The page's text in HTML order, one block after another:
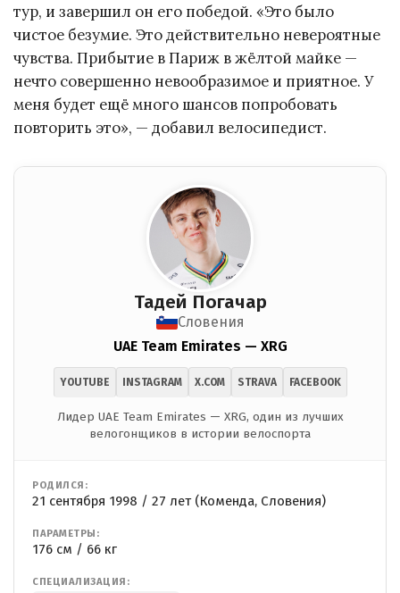
тур, и завершил он его победой. «Это было
чистое безумие. Это действительно невероятные
чувства. Прибытие в Париж в жёлтой майке —
нечто совершенно невообразимое и приятное. У
меня будет ещё много шансов попробовать
повторить это», — добавил велосипедист.
Тадей Погачар
Словения
UAE Team Emirates — XRG
YOUTUBE INSTAGRAM X.COM STRAVA FACEBOOK
Лидер UAE Team Emirates — XRG, один из лучших
велогонщиков в истории велоспорта
РОДИЛСЯ:
21 сентября 1998 / 27 лет (Коменда, Словения)
ПАРАМЕТРЫ:
176 см / 66 кг
СПЕЦИАЛИЗАЦИЯ: